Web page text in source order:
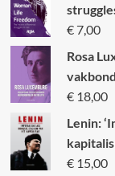
€7,00
Rosa
€18,00
Lenin:
€15,00